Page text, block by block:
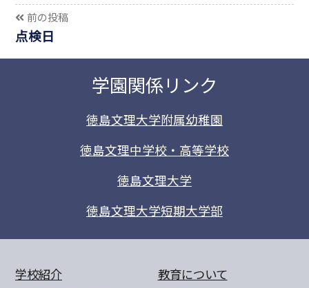
前の投稿
点検日
学園関係リンク
徳島文理大学附属幼稚園
徳島文理中学校・高等学校
徳島文理大学
徳島文理大学短期大学部
学校紹介 教育について